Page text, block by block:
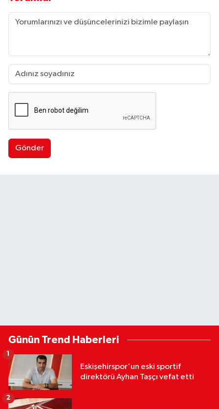
Gönder
Günün Trend Haberleri
Eskişehirspor'un eski sportif
direktörü Ayhan Taşçı vefat etti
1
2